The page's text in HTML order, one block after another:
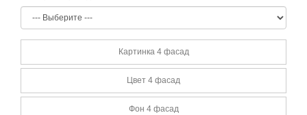
Картинка 4 фасад
Цвет 4 фасад
Фон 4 фасад